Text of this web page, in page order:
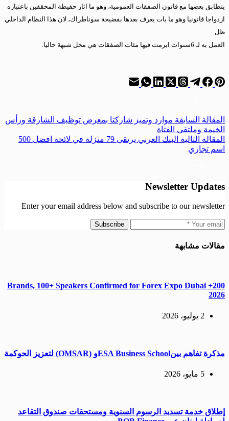
يتطابق بعضها مع قانون الصفقات العمومية، وهو ما اثار حفيظة المحققين باعتباره
ازدواجا قانونيا وهو ما بات يعرف بعدها بفضيحة سوناطراك، لان هذا النظام الداخلي
ظل
العمل به لـ 6سنوات ابرمت فيها مئات الصفقات هي محل شبهة حاليا
.
المقالة السابقة موارد وتميز شاركتا بمعرض توظيف الشارقة ورأس
الخيمة وملتقى الفتاة
المقالة التالية
البنك العربي يرتقى 79 منزلة في لائحة افضل 500
اسم تجاري
Newsletter Updates
Enter your email address below and subscribe to our newsletter
Subscribe
مقالات مشابهة
200+ Brands, 100+ Speakers Confirmed for Forex Expo Dubai
2026
2 يوليو، 2026
مذكرة تفاهم بينESA Business Schoolو (OMSAR) لتعزيز الحوكمة
5 مايو، 2026
إطلاق خدمة تسديد الرسوم السنوية ومستحقات صندوق التقاعد